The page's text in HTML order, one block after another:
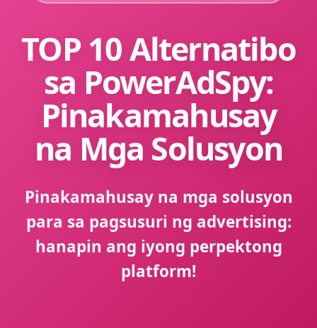
TOP 10 Alternatibo
sa PowerAdSpy:
Pinakamahusay
na Mga Solusyon
Pinakamahusay na mga solusyon
para sa pagsusuri ng advertising:
hanapin ang iyong perpektong
platform!